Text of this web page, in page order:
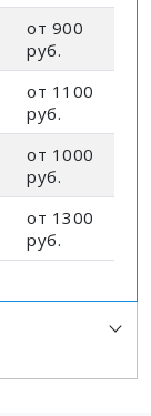
от 900
руб.
от 1100
руб.
от 1000
руб.
от 1300
руб.